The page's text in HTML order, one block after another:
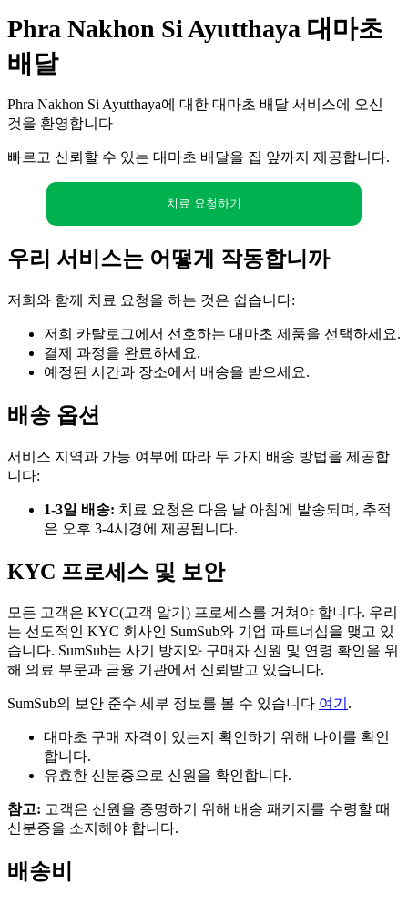
Phra Nakhon Si Ayutthaya 대마초
배달
Phra Nakhon Si Ayutthaya에 대한 대마초 배달 서비스에 오신
것을 환영합니다
빠르고 신뢰할 수 있는 대마초 배달을 집 앞까지 제공합니다.
치료 요청하기
우리 서비스는 어떻게 작동합니까
저희와 함께 치료 요청을 하는 것은 쉽습니다:
저희 카탈로그에서 선호하는 대마초 제품을 선택하세요.
결제 과정을 완료하세요.
예정된 시간과 장소에서 배송을 받으세요.
배송 옵션
서비스 지역과 가능 여부에 따라 두 가지 배송 방법을 제공합
니다:
1-3일 배송: 치료 요청은 다음 날 아침에 발송되며, 추적
은 오후 3-4시경에 제공됩니다.
KYC 프로세스 및 보안
모든 고객은 KYC(고객 알기) 프로세스를 거쳐야 합니다. 우리
는 선도적인 KYC 회사인 SumSub와 기업 파트너십을 맺고 있
습니다. SumSub는 사기 방지와 구매자 신원 및 연령 확인을 위
해 의료 부문과 금융 기관에서 신뢰받고 있습니다.
SumSub의 보안 준수 세부 정보를 볼 수 있습니다 여기 .
대마초 구매 자격이 있는지 확인하기 위해 나이를 확인
합니다.
유효한 신분증으로 신원을 확인합니다.
참고: 고객은 신원을 증명하기 위해 배송 패키지를 수령할 때
신분증을 소지해야 합니다.
배송비